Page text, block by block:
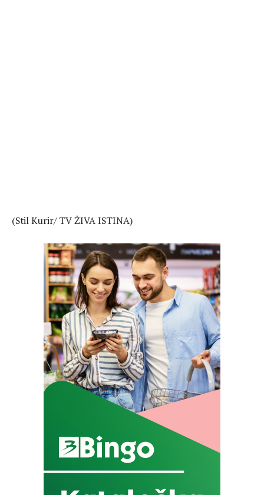
(Stil Kurir/ TV ŽIVA ISTINA)